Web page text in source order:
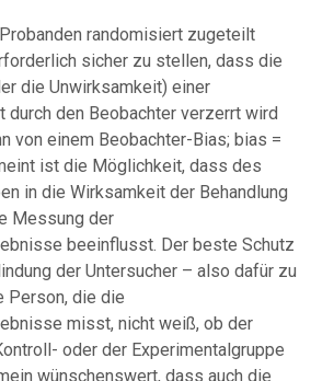
randomisiert zugeteilt
sicher zu stellen, dass die
die Unwirksamkeit) einer
durch den Beobachter verzerrt wird
von einem Beobachter-Bias; bias =
ist die Möglichkeit, dass des
in die Wirksamkeit der Behandlung
Messung der
beeinflusst. Der beste Schutz
der Untersucher – also dafür zu
Person, die die
misst, nicht weiß, ob der
oder der Experimentalgruppe
wünschenswert, dass auch die